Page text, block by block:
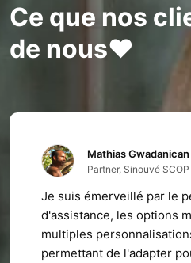
Ce que nos
de nous❤️
Mathias Gwadanican
Partner, Sinouvé SCOP
Je suis émerveillé par le
d'assistance, les options
multiples
permettant de l'adapter